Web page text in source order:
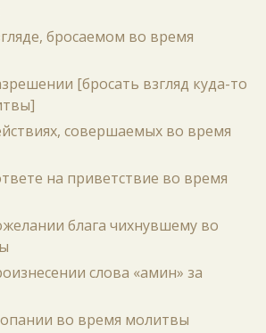
бросаемом во время
[бросать взгляд куда-то
совершаемых во время
на приветствие во время
блага чихнувшему во
слова «амин» за
во время молитвы